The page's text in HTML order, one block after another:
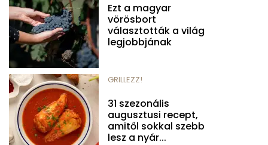
Ezt a magyar
vörösbort
választották a világ
legjobbjának
GRILLEZZ!
31 szezonális
augusztusi recept,
amitől sokkal szebb
lesz a nyár...